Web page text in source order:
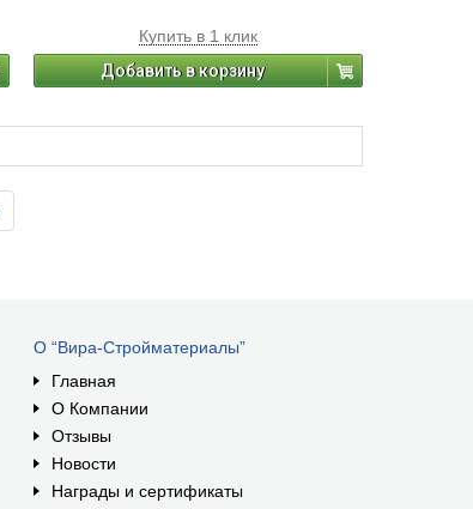
Купить в 1 клик
Добавить в корзину
О “Вира-Стройматериалы”
Главная
О Компании
Отзывы
Новости
Награды и сертификаты